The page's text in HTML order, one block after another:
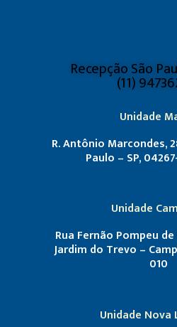
Recepção São
(11)
Unidade
R. Antônio Marcondes,
Paulo – SP,
Unidade
Rua Fernão Pompeu
Jardim do Trevo –
010
Unidade Nova